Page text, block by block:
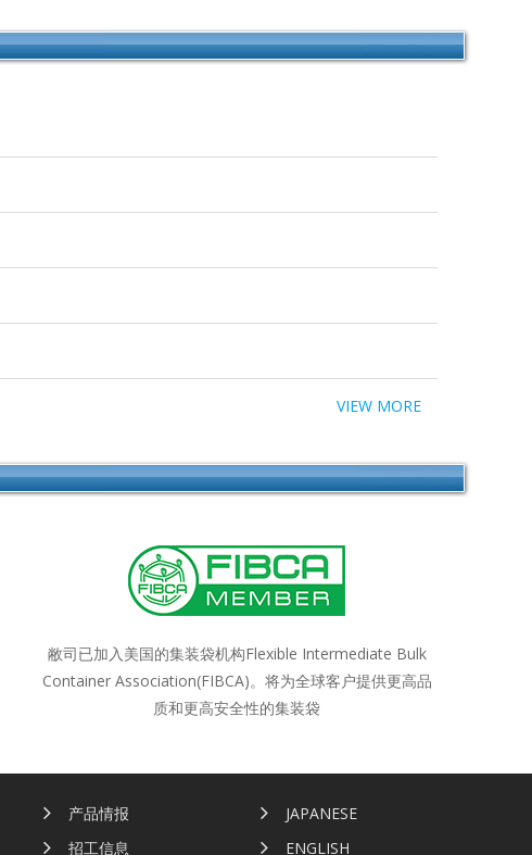
VIEW MORE
敝司已加入美国的集装袋机构Flexible Intermediate Bulk
Container Association(FIBCA)。将为全球客户提供更高品
质和更高安全性的集装袋
产品情报
招工信息
JAPANESE
ENGLISH